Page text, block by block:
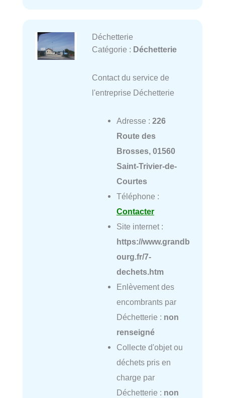
Déchetterie
Catégorie : Déchetterie
Contact du service de
l'entreprise Déchetterie
Adresse : 226
Route des
Brosses, 01560
Saint-Trivier-de-
Courtes
Téléphone :
Contacter
Site internet :
https://www.grandb
ourg.fr/7-
dechets.htm
Enlèvement des
encombrants par
Déchetterie : non
renseigné
Collecte d'objet ou
déchets pris en
charge par
Déchetterie : non